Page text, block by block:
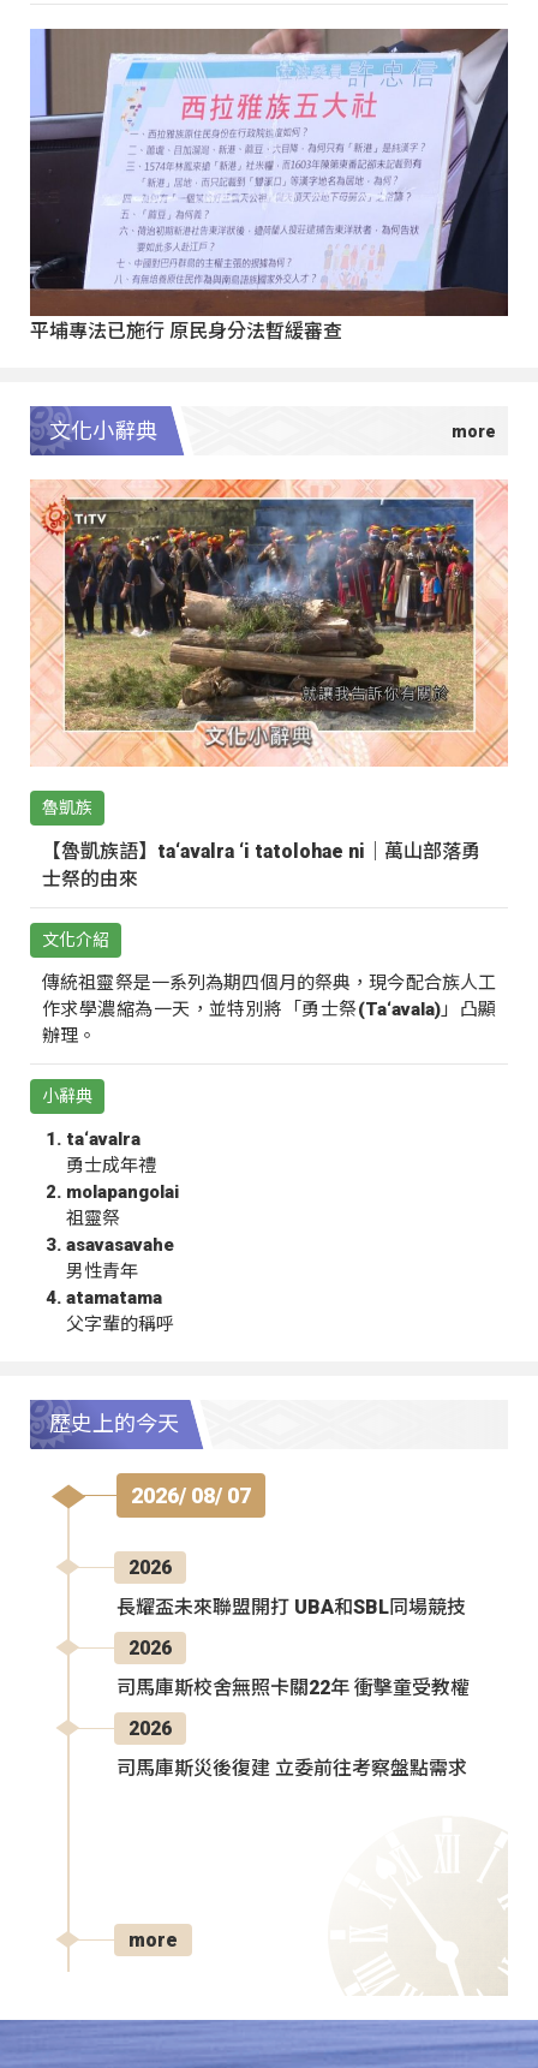
平埔專法已施行 原民身分法暫緩審查
文化小辭典
魯凱族
【魯凱族語】ta‘avalra ‘i tatolohae ni｜萬山部落勇
士祭的由來
文化介紹
傳統祖靈祭是一系列為期四個月的祭典，現今配合族人工
作求學濃縮為一天，並特別將「勇士祭(Ta‘avala)」凸顯
辦理。
小辭典
ta‘avalra
勇士成年禮
molapangolai
祖靈祭
asavasavahe
男性青年
atamatama
父字輩的稱呼
歷史上的今天
2026/ 08/ 07
2026
長耀盃未來聯盟開打 UBA和SBL同場競技
2026
司馬庫斯校舍無照卡關22年 衝擊童受教權
2026
司馬庫斯災後復建 立委前往考察盤點需求
more